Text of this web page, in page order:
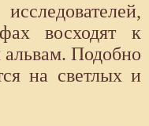
восходят к
Подобно
на светлых и